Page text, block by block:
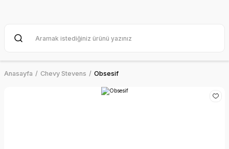
Anasayfa Chevy Stevens Obsesif